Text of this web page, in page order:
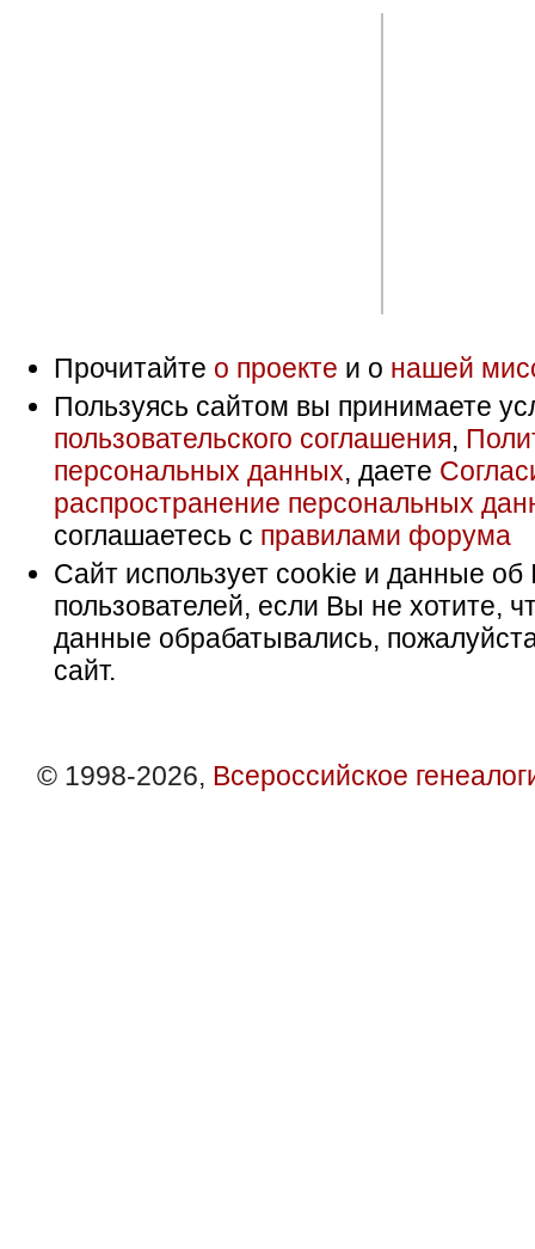
Прочитайте о проекте и о нашей
Пользуясь сайтом вы принимаете
пользовательского соглашения,
персональных данных, даете
распространение персональных
соглашаетесь с правилами форума
Сайт использует cookie и данные об
пользователей, если Вы не хотите,
данные обрабатывались,
сайт.
© 1998-2026, Всероссийское